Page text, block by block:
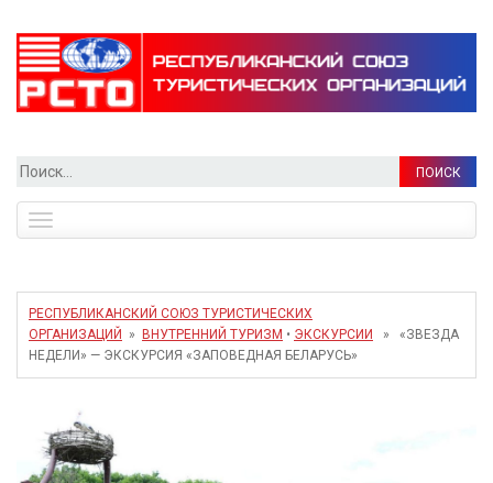
Найти:
navigation
РЕСПУБЛИКАНСКИЙ СОЮЗ ТУРИСТИЧЕСКИХ
ОРГАНИЗАЦИЙ
» ВНУТРЕННИЙ ТУРИЗМ • ЭКСКУРСИИ
» «ЗВЕЗДА
НЕДЕЛИ» — ЭКСКУРСИЯ «ЗАПОВЕДНАЯ БЕЛАРУСЬ»